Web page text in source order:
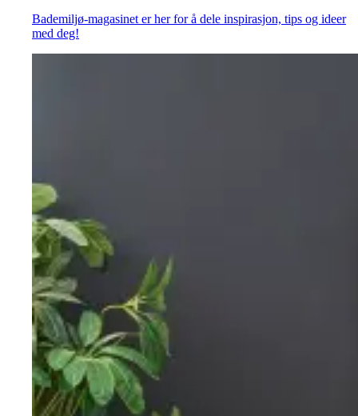
Bademiljø-magasinet er her for å dele inspirasjon, tips og ideer
med deg!